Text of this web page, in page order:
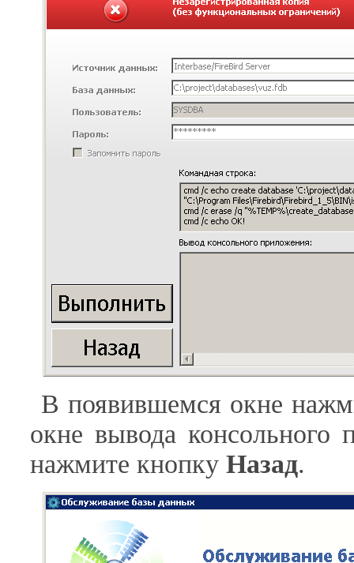
В появившемся окне
окне вывода консольного
нажмите кнопку Назад.